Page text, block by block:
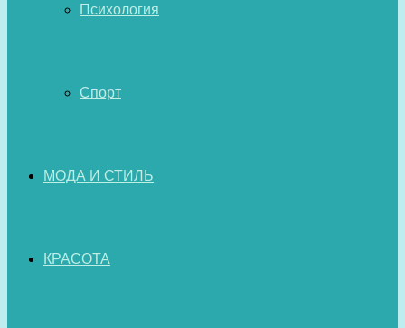
Психология
Спорт
МОДА И СТИЛЬ
КРАСОТА